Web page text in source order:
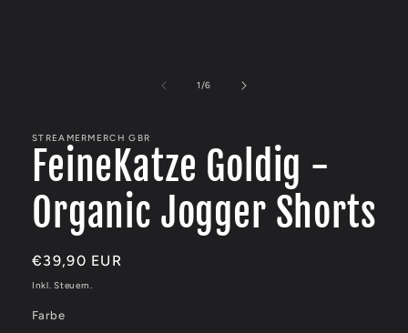
1/von
6
STREAMERMERCH GBR
FeineKatze Goldig -
Organic Jogger Shorts
Normaler
Preis
€39,90 EUR
Inkl. Steuern.
Farbe